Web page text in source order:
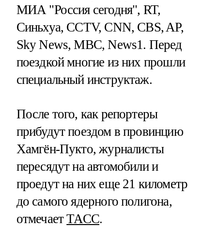
МИА "Россия сегодня", RT,
Синьхуа, CCTV, CNN, CBS, AP,
Sky News, MBC, News1. Перед
поездкой многие из них прошли
специальный инструктаж.
После того, как репортеры
прибудут поездом в провинцию
Хамгён-Пукто, журналисты
пересядут на автомобили и
проедут на них еще 21 километр
до самого ядерного полигона,
отмечаетТАСС.